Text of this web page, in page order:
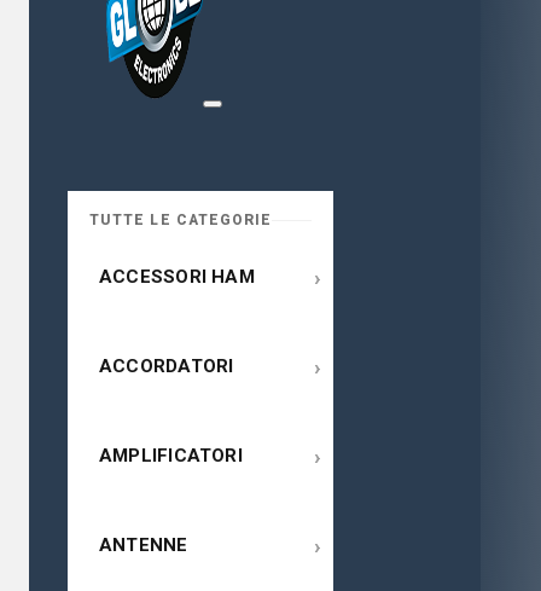
TUTTE LE CATEGORIE
ACCESSORI HAM ›
ACCORDATORI ›
AMPLIFICATORI ›
ANTENNE ›